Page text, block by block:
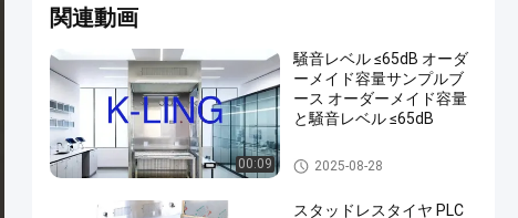
関連動画
00:09
騒音レベル ≤65dB オーダ
ーメイド容量サンプルブ
ース オーダーメイド容量
と騒音レベル ≤65dB
分配ブース
2025-08-28
スタッドレスタイヤ PLC